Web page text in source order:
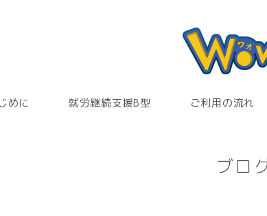
めに 就労継続支援B型 ご利用の流れ
ブロ